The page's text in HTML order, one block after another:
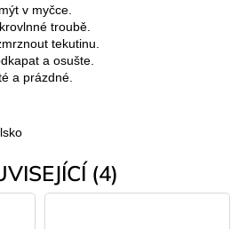
v myčce.
troubě.
tekutinu.
a osušte.
a prázdné.
(4)